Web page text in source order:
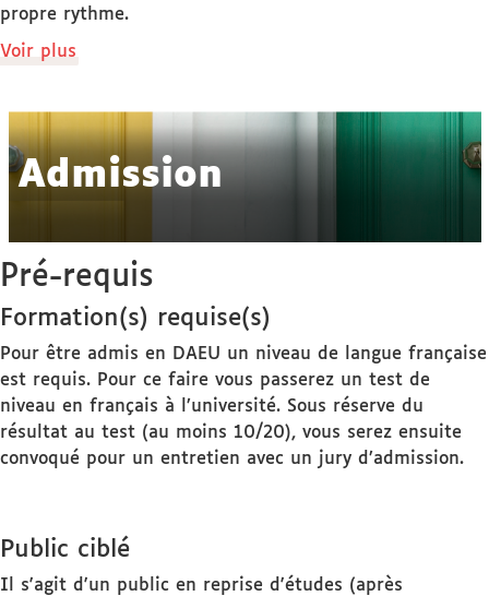
propre rythme.
Voir plus
Admission
Pré-requis
Formation(s) requise(s)
Pour être admis en DAEU un niveau de langue française
est requis. Pour ce faire vous passerez un test de
niveau en français à l’université. Sous réserve du
résultat au test (au moins 10/20), vous serez ensuite
convoqué pour un entretien avec un jury d’admission.
Public ciblé
Il s'agit d'un public en reprise d'études (après